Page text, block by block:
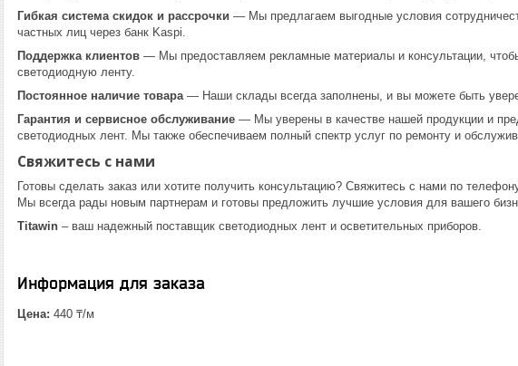
Гибкая система скидок и рассрочки — Мы предлагаем выгодные условия
частных лиц через банк Kaspi.
Поддержка клиентов — Мы предоставляем рекламные материалы и консультации,
светодиодную ленту.
Постоянное наличие товара— Наши склады всегда заполнены, и вы можете быть
Гарантия и сервисное обслуживание — Мы уверены в качестве нашей продукции и
светодиодных лент. Мы также обеспечиваем полный спектр услуг по ремонту и
Свяжитесь с нами
Готовы сделать заказ или хотите получить консультацию? Свяжитесь с нами по
Мы всегда рады новым партнерам и готовы предложить лучшие условия для вашего
Titawin – ваш надежный поставщик светодиодных лент и осветительных приборов.
Информация для заказа
Цена: 440 ₸/м